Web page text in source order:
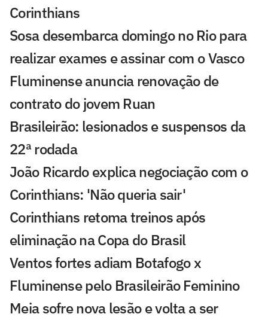
Corinthians
Sosa desembarca domingo no Rio para
realizar exames e assinar com o Vasco
Fluminense anuncia renovação de
contrato do jovem Ruan
Brasileirão: lesionados e suspensos da
22ª rodada
João Ricardo explica negociação com o
Corinthians: 'Não queria sair'
Corinthians retoma treinos após
eliminação na Copa do Brasil
Ventos fortes adiam Botafogo x
Fluminense pelo Brasileirão Feminino
Meia sofre nova lesão e volta a ser